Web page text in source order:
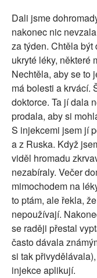
Dali jsme
nakonec nic
za týden. Chtěla
ukryté léky, některé
Nechtěla, aby se to
má bolesti a krvácí.
doktorce. Ta jí dala
prodala, aby si
S injekcemi jsem jí
a z Ruska. Když
viděl hromadu
nezabíraly. Večer
mimochodem na
to ptám, ale řekla,
nepoužívají.
se raději přestal
často dávala
si tak
injekce aplikují.